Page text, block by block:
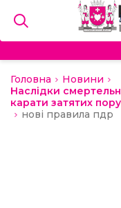
Головна
Новини
Наслідки
карати затятих
нові правила пдр